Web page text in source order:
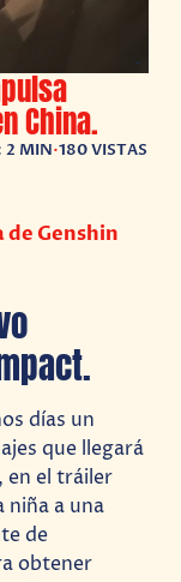
China.
2 MIN•180 VISTAS
de Genshin
días un
que llegará
en el tráiler
niña a una
de
obtener